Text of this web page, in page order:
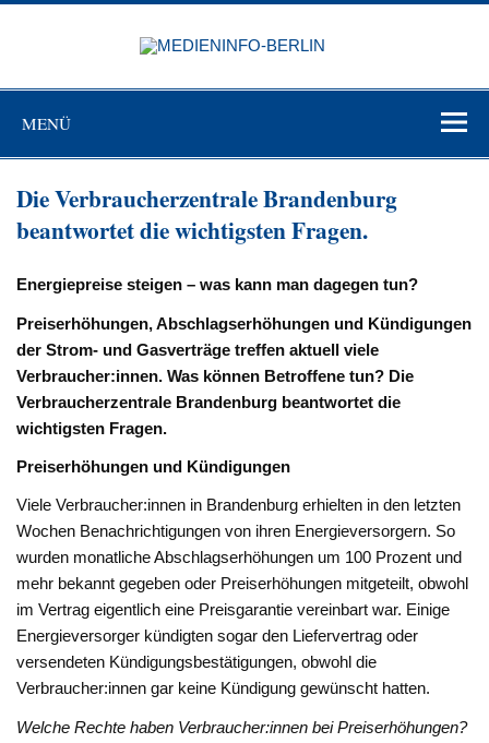
Zum
MENÜ
Die Verbraucherzentrale Brandenburg
beantwortet die wichtigsten Fragen.
Energiepreise steigen – was kann man dagegen tun?
Preiserhöhungen, Abschlagserhöhungen und Kündigungen
der Strom- und Gasverträge treffen aktuell viele
Verbraucher:innen. Was können Betroffene tun? Die
Verbraucherzentrale Brandenburg beantwortet die
wichtigsten Fragen.
Preiserhöhungen und Kündigungen
Viele Verbraucher:innen in Brandenburg erhielten in den letzten
Wochen Benachrichtigungen von ihren Energieversorgern. So
wurden monatliche Abschlagserhöhungen um 100 Prozent und
mehr bekannt gegeben oder Preiserhöhungen mitgeteilt, obwohl
im Vertrag eigentlich eine Preisgarantie vereinbart war. Einige
Energieversorger kündigten sogar den Liefervertrag oder
versendeten Kündigungsbestätigungen, obwohl die
Verbraucher:innen gar keine Kündigung gewünscht hatten.
Welche Rechte haben Verbraucher:innen bei Preiserhöhungen?